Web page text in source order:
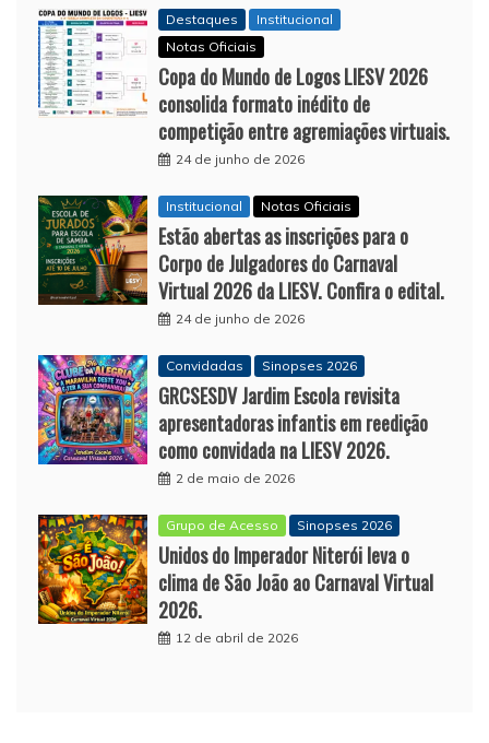
Destaques
Institucional
Notas Oficiais
Copa do Mundo de Logos LIESV 2026
consolida formato inédito de
competição entre agremiações virtuais.
24 de junho de 2026
Institucional Notas Oficiais
Estão abertas as inscrições para o
Corpo de Julgadores do Carnaval
Virtual 2026 da LIESV. Confira o edital.
24 de junho de 2026
Convidadas Sinopses 2026
GRCSESDV Jardim Escola revisita
apresentadoras infantis em reedição
como convidada na LIESV 2026.
2 de maio de 2026
Grupo de Acesso Sinopses 2026
Unidos do Imperador Niterói leva o
clima de São João ao Carnaval Virtual
2026.
12 de abril de 2026